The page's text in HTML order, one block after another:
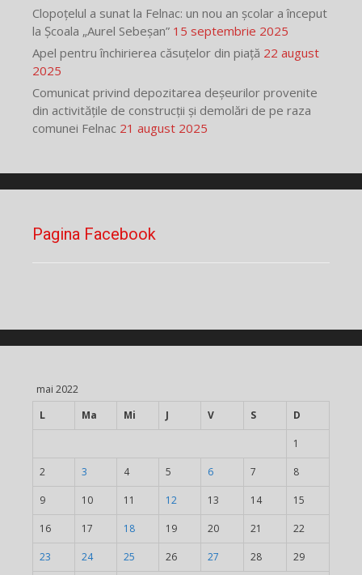
Clopoțelul a sunat la Felnac: un nou an școlar a început
la Școala „Aurel Sebeșan” 15 septembrie 2025
Apel pentru închirierea căsuțelor din piață 22 august
2025
Comunicat privind depozitarea deșeurilor provenite
din activitățile de construcții și demolări de pe raza
comunei Felnac 21 august 2025
Pagina Facebook
mai 2022
L
Ma Mi J V S D
1
2 3 4 5 6 7 8
9 10 11 12 13 14 15
16 17 18 19 20 21 22
23 24 25 26 27 28 29